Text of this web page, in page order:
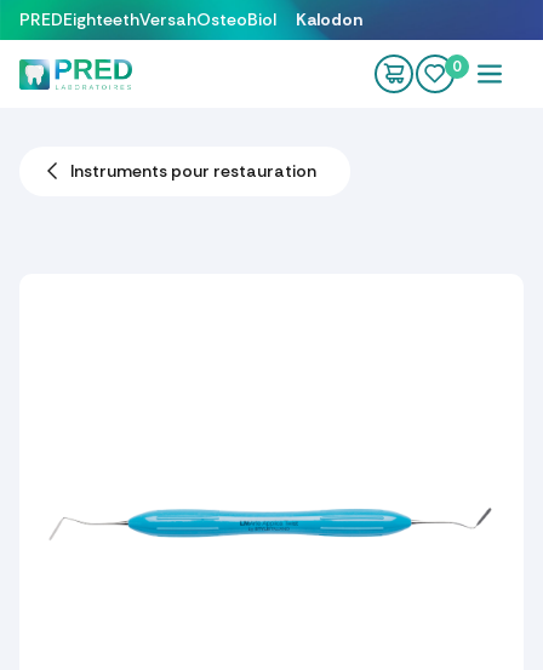
Se rendre au contenu
PREDEighteethVersahOsteoBiol Kalodon
0
Instruments pour restauration